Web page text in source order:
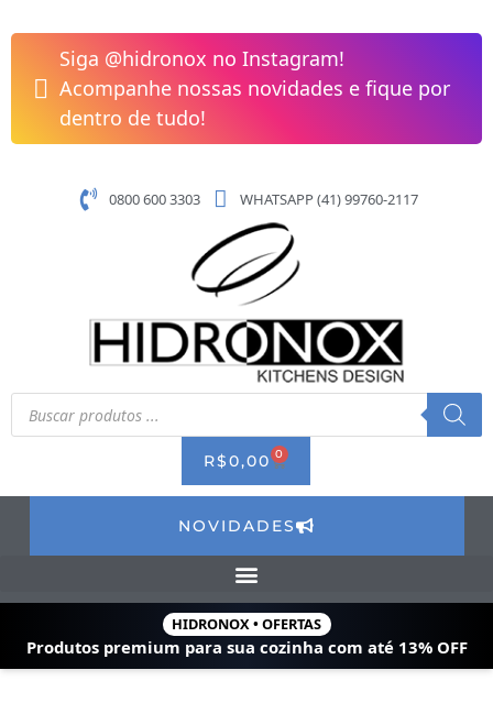
para
conteúdo
Siga @hidronox no Instagram!
Acompanhe nossas novidades e fique por
dentro de tudo!
0800 600 3303 WHATSAPP (41) 99760-2117
Pesquisar
produtos
R$0,00 0 CART
NOVIDADES
HIDRONOX • OFERTAS
Produtos premium para sua cozinha com até 13% OFF